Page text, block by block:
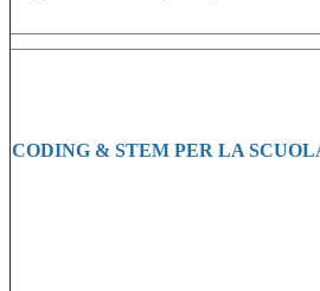
CODING & STEM PER LA